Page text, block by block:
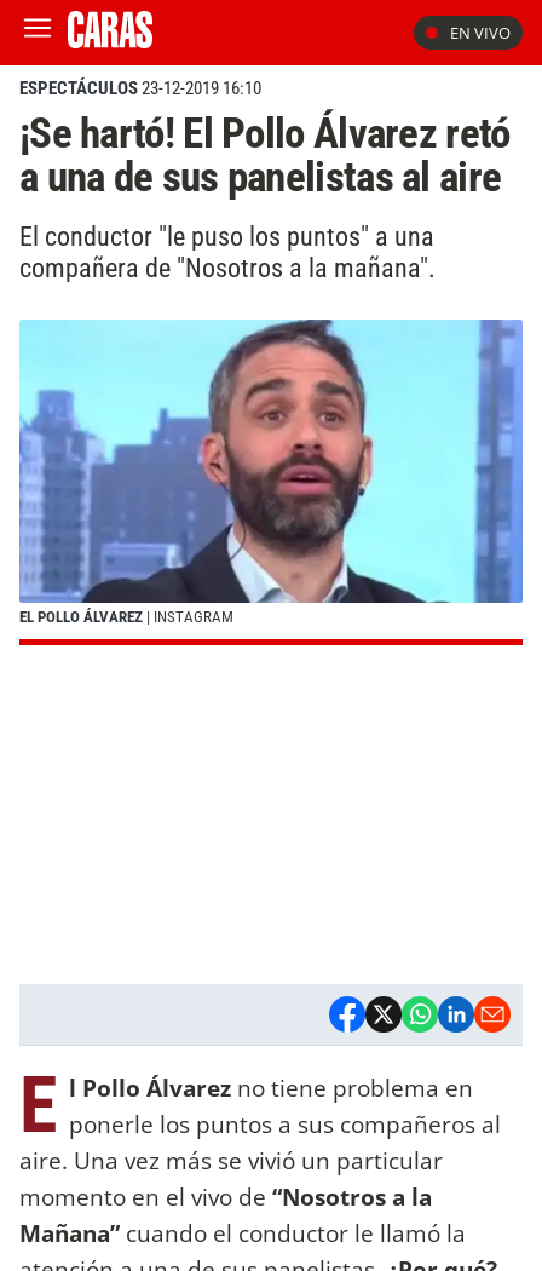
EN VIVO
ESPECTÁCULOS23-12-2019 16:10
¡Se hartó! El Pollo Álvarez retó
a una de sus panelistas al aire
El conductor "le puso los puntos" a una
compañera de "Nosotros a la mañana".
EL POLLO ÁLVAREZ | INSTAGRAM
E l Pollo Álvarez no tiene problema en
ponerle los puntos a sus compañeros al
aire. Una vez más se vivió un particular
momento en el vivo de “Nosotros a la
Mañana”cuando el conductor le llamó la